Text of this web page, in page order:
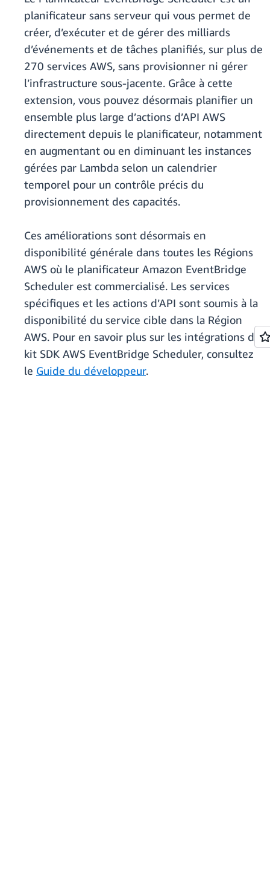
planificateur sans serveur qui vous permet de
créer, d’exécuter et de gérer des milliards
d’événements et de tâches planifiés, sur plus de
270 services AWS, sans provisionner ni gérer
l’infrastructure sous-jacente. Grâce à cette
extension, vous pouvez désormais planifier un
ensemble plus large d’actions d’API AWS
directement depuis le planificateur, notamment
en augmentant ou en diminuant les instances
gérées par Lambda selon un calendrier
temporel pour un contrôle précis du
provisionnement des capacités.
Ces améliorations sont désormais en
disponibilité générale dans toutes les Régions
AWS où le planificateur Amazon EventBridge
Scheduler est commercialisé. Les services
spécifiques et les actions d’API sont soumis à la
disponibilité du service cible dans la Région
AWS. Pour en savoir plus sur les intégrations du
kit SDK AWS EventBridge Scheduler, consultez
le Guide du développeur.